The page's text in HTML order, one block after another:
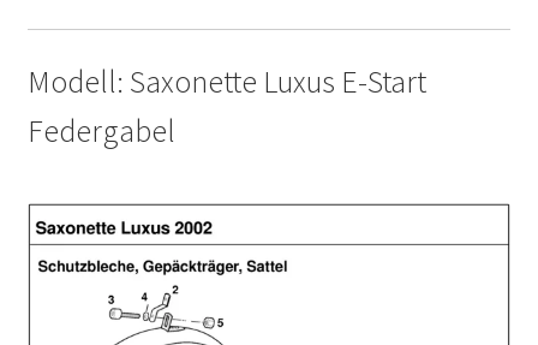
Modell: Saxonette Luxus E-Start
Federgabel